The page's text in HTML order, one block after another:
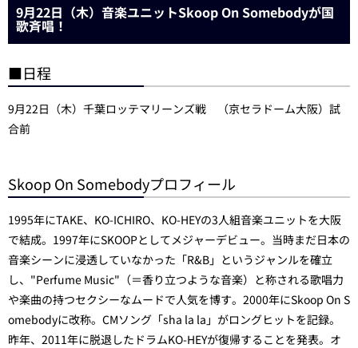
9月22日（木）音楽ユニットSkoop On Somebodyが国
歌斉唱！
■日程
9月22日（木）千葉ロッテマリーンズ戦 （京セラドーム大阪）試
合前
Skoop On Somebodyプロフィール
1995年にTAKE、KO-ICHIRO、KO-HEYの3人組音楽ユニットを大阪
で結成。1997年にSKOOPとしてメジャーデビュー。当時まだ日本の
音楽シーンに浸透していなかった「R&B」というジャンルを確立
し、"Perfume Music"（＝香り立つような音楽）と称される歌唱力
や楽曲の持つセクシーなムードで人気を博す。2000年にSkoop On S
omebodyに改称。CMソング「sha la la」がロングヒットを記録。
昨年、2011年に脱退したドラムKO-HEYが復帰することを発表。オ